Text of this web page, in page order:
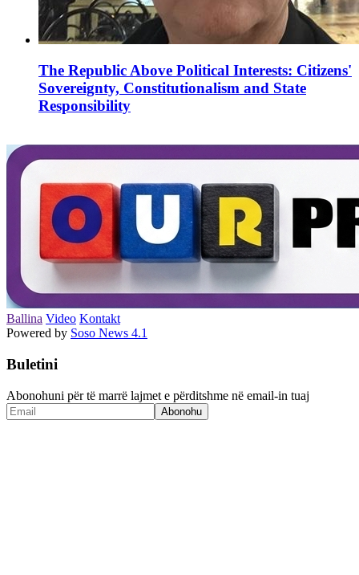
The Republic Above Political Interests: Citizens'
Sovereignty, Constitutionalism and State
Responsibility
Ballina Video Kontakt
Powered by Soso News 4.1
Buletini
Abonohuni për të marrë lajmet e përditshme në email-in tuaj
Abonohu